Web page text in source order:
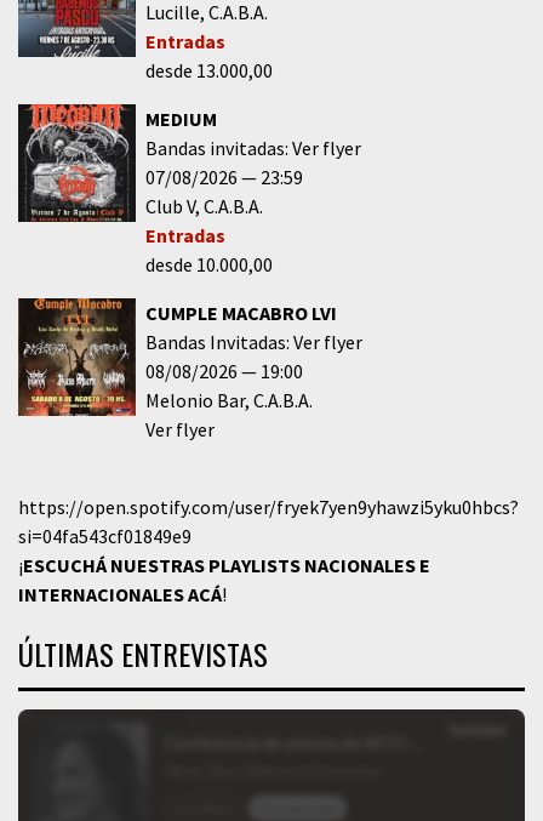
Lucille C.A.B.A.
Entradas
desde 13.000,00
MEDIUM
Bandas invitadas: Ver flyer
07/08/2026
23:59
Club V C.A.B.A.
Entradas
desde 10.000,00
CUMPLE MACABRO LVI
Bandas Invitadas: Ver flyer
08/08/2026
19:00
Melonio Bar C.A.B.A.
Ver flyer
https://open.spotify.com/user/fryek7yen9yhawzi5yku0hbcs?
si=04fa543cf01849e9
¡ESCUCHÁ NUESTRAS PLAYLISTS NACIONALES E
INTERNACIONALESACÁ!
ÚLTIMAS ENTREVISTAS